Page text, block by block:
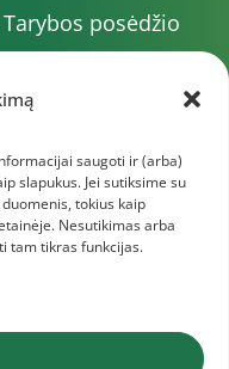
saugoti ir (arba)
slapukus. Jei sutiksime su
tokius kaip
Nesutikimas arba
tam tikras funkcijas.
posėdžio
posėdžio protokolas
posėdžio